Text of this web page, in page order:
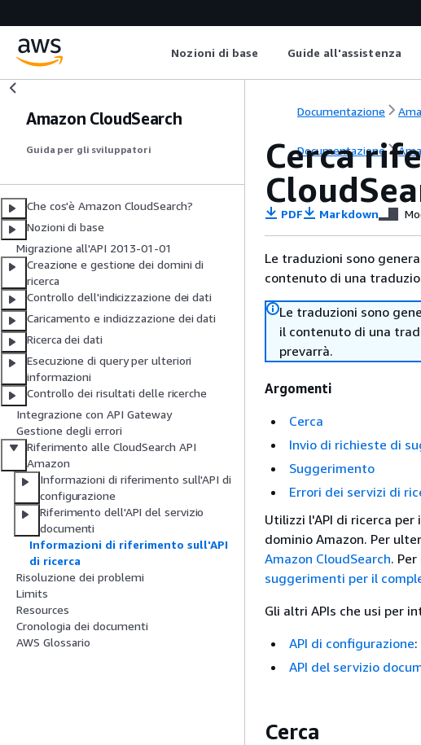
Nozioni di base Guide all'assistenza
Amazon CloudSearch
Guida per gli sviluppatori
Che cos'è Amazon CloudSearch?
Nozioni di base
Migrazione all'API 2013-01-01
Creazione e gestione dei domini di
ricerca
Controllo dell'indicizzazione dei dati
Caricamento e indicizzazione dei dati
Ricerca dei dati
Esecuzione di query per ulteriori
informazioni
Controllo dei risultati delle ricerche
Integrazione con API Gateway
Gestione degli errori
Riferimento alle CloudSearch API
Amazon
Informazioni di riferimento sull'API di
configurazione
Riferimento dell'API del servizio
documenti
Informazioni di riferimento sull'API
di ricerca
Risoluzione dei problemi
Limits
Resources
Cronologia dei documenti
AWS Glossario
Documentazione
Documentazione
Cerca
PDF Markdown
Le traduzioni sono
contenuto di una
Le traduzioni sono
il contenuto di una
prevarrà.
Argomenti
Cerca
Invio di richieste di
Suggerimento
Errori dei servizi di
Utilizzi l'API di ricerca
dominio Amazon. Per
Amazon CloudSearch.
suggerimenti per il
Gli altri APIs che usi per
API di configurazione
API del servizio
Cerca